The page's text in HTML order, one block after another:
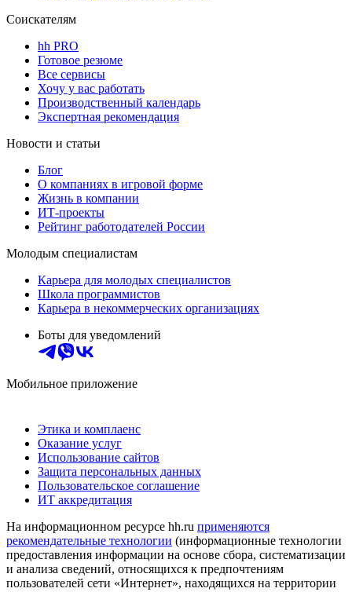
Соискателям
hh PRO
Готовое резюме
Все сервисы
Хочу у вас работать
Производственный календарь
Экспертная рекомендация
Новости и статьи
Блог
О компаниях в игровой форме
Жизнь в компании
ИТ-проекты
Рейтинг работодателей России
Молодым специалистам
Карьера для молодых специалистов
Школа программистов
Карьера в некоммерческих организациях
Боты для уведомлений
Мобильное приложение
Этика и комплаенс
Оказание услуг
Использование сайтов
Защита персональных данных
Пользовательское соглашение
ИТ аккредитация
На информационном ресурсе hh.ru применяются
рекомендательные технологии (информационные технологии
предоставления информации на основе сбора, систематизации
и анализа сведений, относящихся к предпочтениям
пользователей сети «Интернет», находящихся на территории